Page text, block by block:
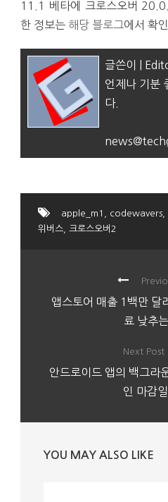
11.1 베타에 크로스오버
한 정보는 해당 블로그에서 확
글쓴이 |
언제나 기분
다.
apple_m1 codewavers
위버스
크로스오버2
앱스토어 매출 1백만 달
료 낮추
Next Post
안드로이드 앱의 백그라
인 마감
YOU MAY ALSO LIKE